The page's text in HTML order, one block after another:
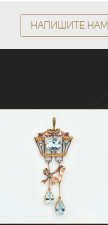
Напишите нам